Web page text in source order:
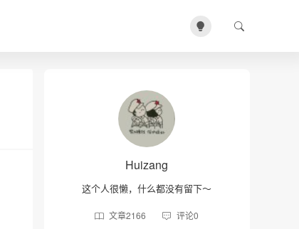
Huizang
这个人很懒，什么都没有留下～
文章2166 评论0